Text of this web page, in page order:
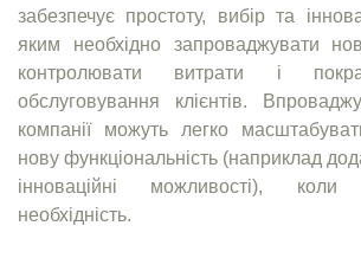
забезпечує простоту, вибір та
яким необхідно запроваджувати
контролювати витрати і
обслуговування клієнтів.
компанії можуть легко
нову функціональність (наприклад
інноваційні можливості),
необхідність.